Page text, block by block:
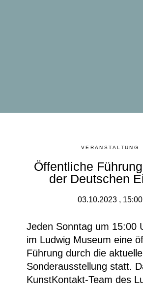
VERANSTALTUNG
Öffentliche
der Deutschen
03.10.2023 , 15:00
Jeden Sonntag um 15:00
im Ludwig Museum eine
Führung durch die aktuelle
Sonderausstellung statt.
KunstKontakt-Team des